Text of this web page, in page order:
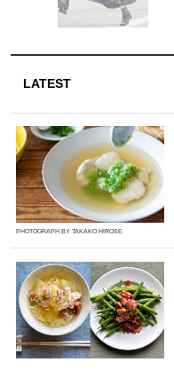
LATEST
PHOTOGRAPH BY TAKAKO HIROSE